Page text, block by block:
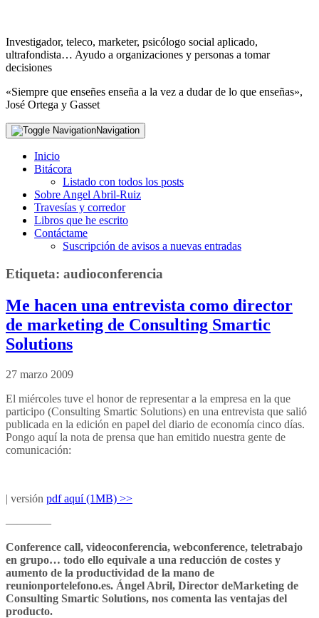
Investigador, teleco, marketer, psicólogo social aplicado,
ultrafondista… Ayudo a organizaciones y personas a tomar
decisiones
«Siempre que enseñes enseña a la vez a dudar de lo que enseñas»,
José Ortega y Gasset
Navigation
Inicio
Bitácora
Listado con todos los posts
Sobre Angel Abril-Ruiz
Travesías y corredor
Libros que he escrito
Contáctame
Suscripción de avisos a nuevas entradas
Etiqueta: audioconferencia
Me hacen una entrevista como director
de marketing de Consulting Smartic
Solutions
27 marzo 2009
El miércoles tuve el honor de representar a la empresa en la que
participo (Consulting Smartic Solutions) en una entrevista que salió
publicada en la edición en papel del diario de economía cinco días.
Pongo aquí la nota de prensa que han emitido nuestra gente de
comunicación:
| versión pdf aquí (1MB) >>
————
Conference call, videoconferencia, webconference, teletrabajo
en grupo… todo ello equivale a una reducción de costes y
aumento de la productividad de la mano de
reunionportelefono.es. Ángel Abril, Director deMarketing de
Consulting Smartic Solutions, nos comenta las ventajas del
producto.